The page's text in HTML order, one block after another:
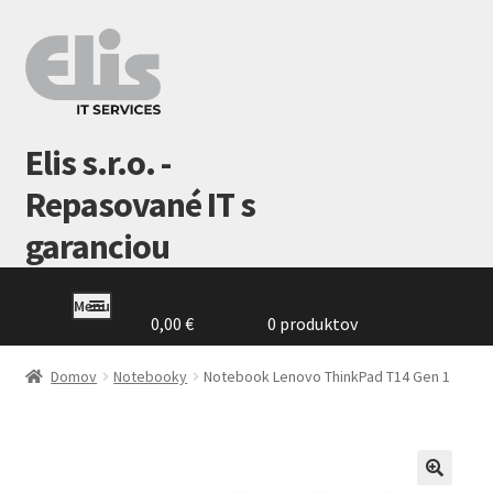
Preskočiť
na
navigáciu
Preskočiť
na
obsah
Elis s.r.o. -
Repasované IT s
garanciou
Menu
Domovská
stránka
0,00 € 0 produktov
Domov Notebooky Notebook Lenovo ThinkPad T14 Gen 1